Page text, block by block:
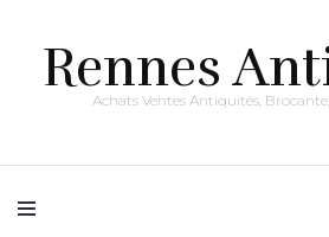
Rennes
Achats Ventes Antiquités,